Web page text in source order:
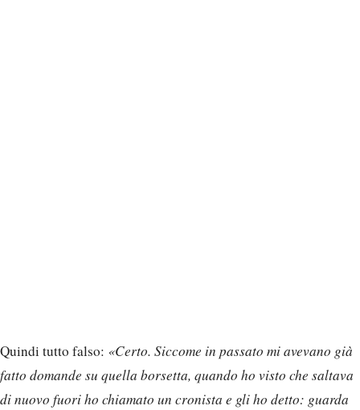
Quindi tutto falso: «Certo. Siccome in passato mi avevano già
fatto domande su quella borsetta, quando ho visto che saltava
di nuovo fuori ho chiamato un cronista e gli ho detto: guarda